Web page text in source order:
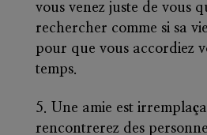
vous venez juste de vous
rechercher comme si sa
pour que vous accordiez
temps.
Une amie est
rencontrerez des